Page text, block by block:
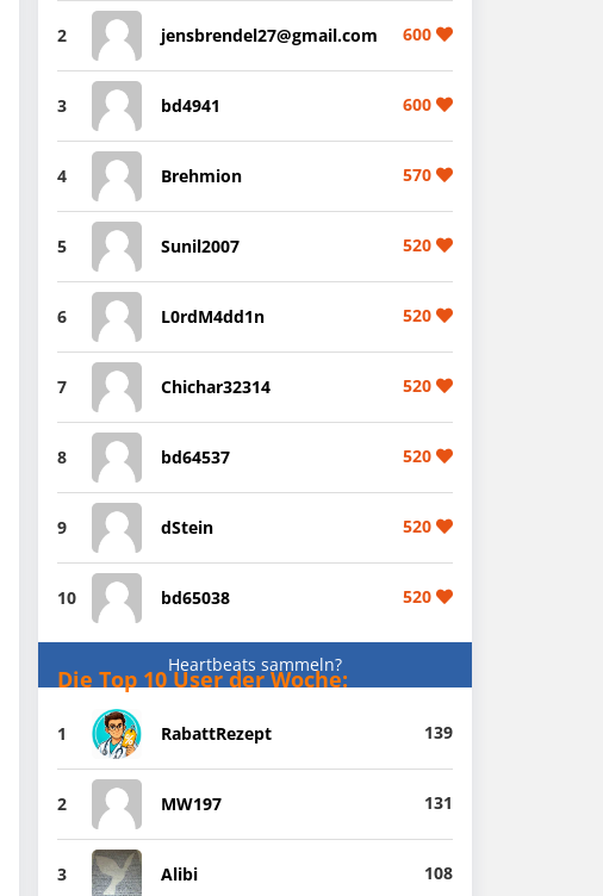
2 jensbrendel27@gmail.com 600
3 bd4941 600
4 Brehmion 570
5 Sunil2007 520
6 L0rdM4dd1n 520
7 Chichar32314 520
8 bd64537 520
9 dStein 520
10 bd65038 520
Heartbeats sammeln?
Die Top 10 User der Woche:
1 RabattRezept 139
2 MW197 131
3 Alibi 108